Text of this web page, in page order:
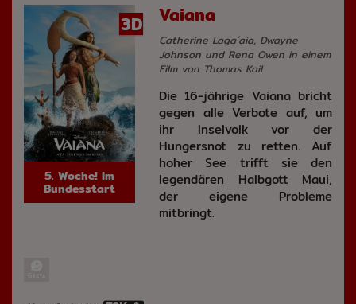
3D
5. Woche! Im
Bundesstart
Vaiana
Catherine Laga´aia, Dwayne
Johnson und Rena Owen in einem
Film von Thomas Kail
Die 16-jährige Vaiana bricht
gegen alle Verbote auf, um
ihr Inselvolk vor der
Hungersnot zu retten. Auf
hoher See trifft sie den
legendären Halbgott Maui,
der eigene Probleme
mitbringt.